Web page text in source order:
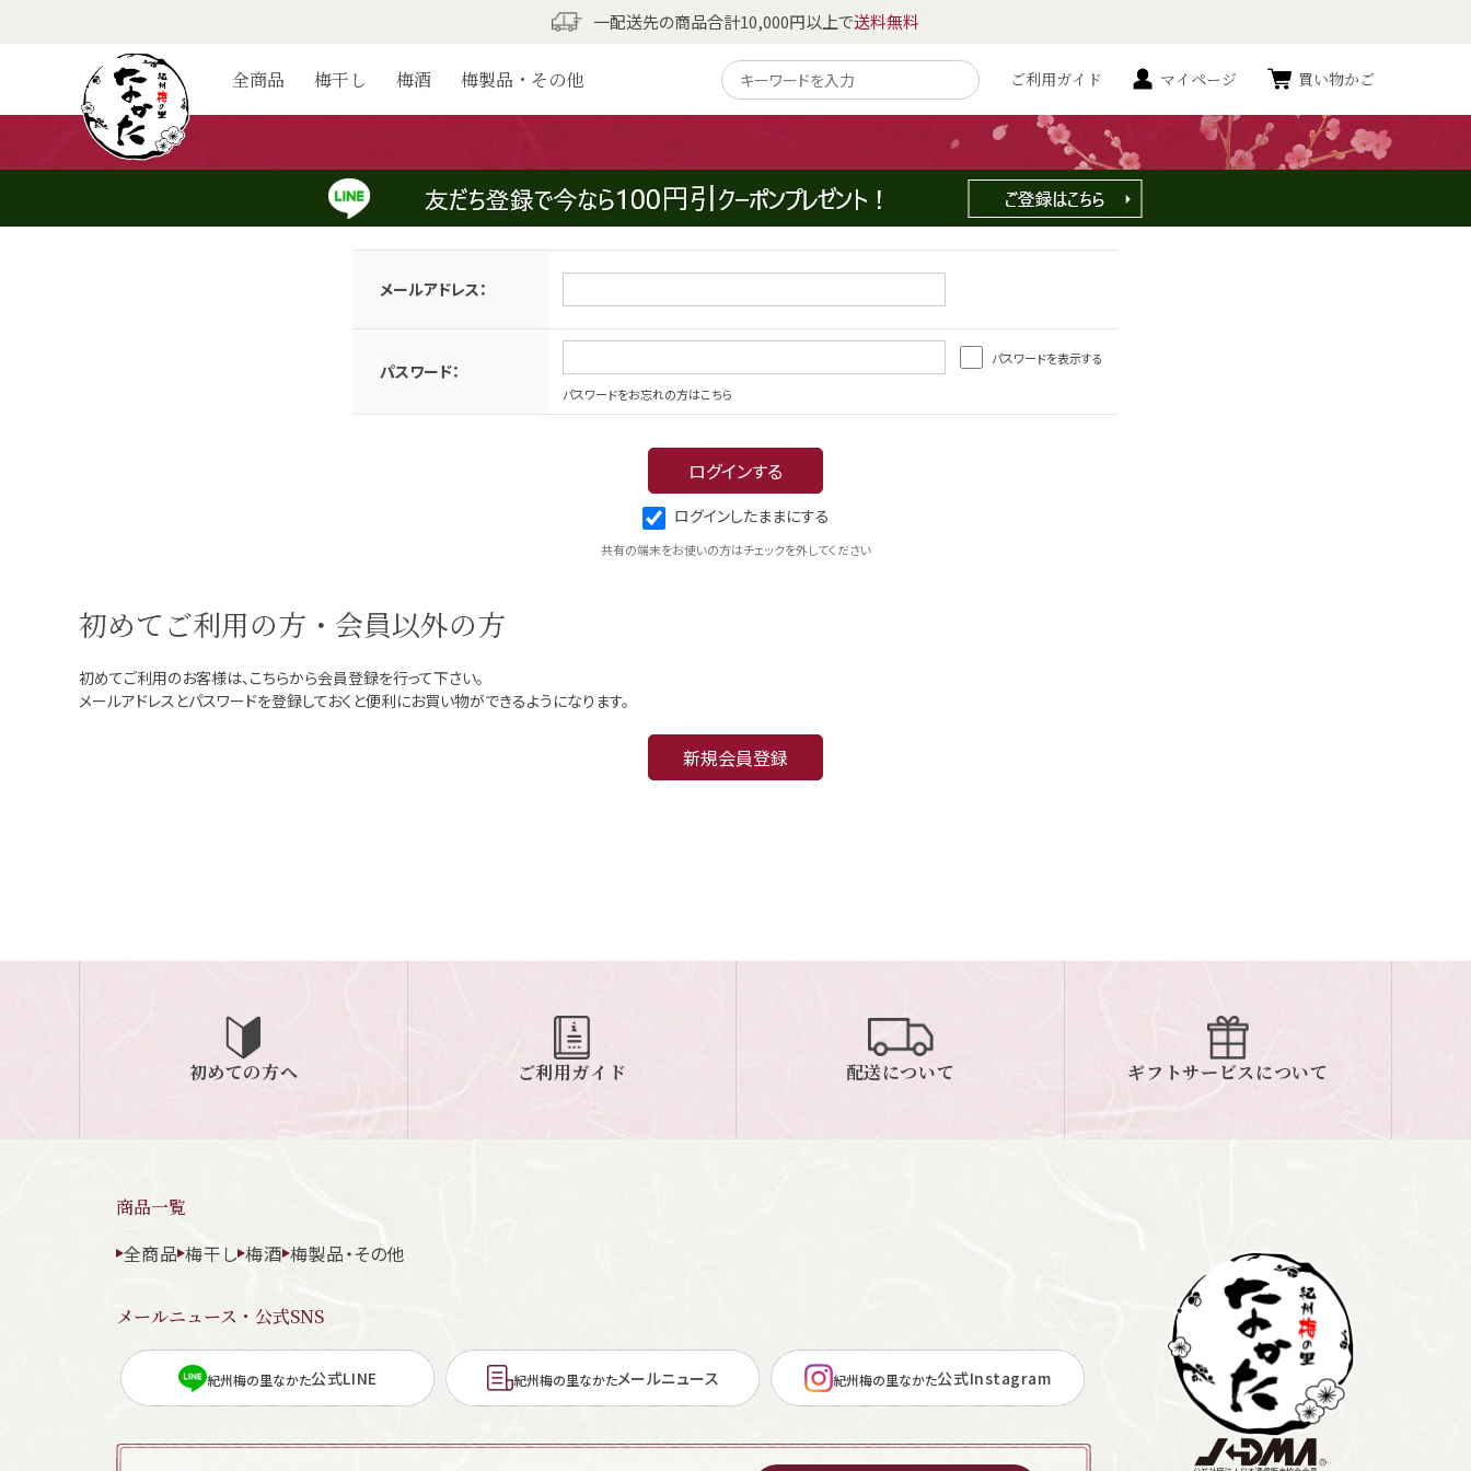
一配送先の商品合計10,000円以上で送料無料
全商品 梅干し 梅酒 梅製品・その他 ご利用ガイド マイページ 買い物かご
ログイン
会員のお客様
メールアドレスとパスワードを入力してログインしてください。
メールアドレス：
パスワード：
パスワードを表示する
パスワードをお忘れの方はこちら
ログインしたままにする
共有の端末をお使いの方はチェックを外してください
初めてご利用の方・会員以外の方
初めてご利用のお客様は、こちらから会員登録を行って下さい。
メールアドレスとパスワードを登録しておくと便利にお買い物ができるようになります。
初めての方へ ご利用ガイド 配送について ギフトサービスについて
商品一覧
全商品 梅干し 梅酒 梅製品・その他
メールニュース・公式SNS
紀州梅の里なかた公式LINE 紀州梅の里なかたメールニュース 紀州梅の里なかた公式Instagram